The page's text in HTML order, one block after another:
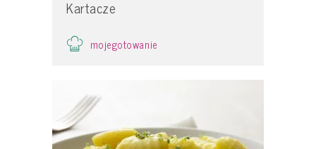
Kartacze
mojegotowanie